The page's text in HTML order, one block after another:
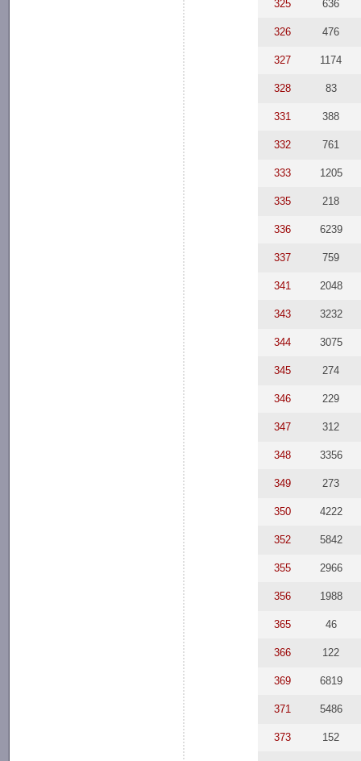
325 636
326 476
327 1174
328 83
331 388
332 761
333 1205
335 218
336 6239
337 759
341 2048
343 3232
344 3075
345 274
346 229
347 312
348 3356
349 273
350 4222
352 5842
355 2966
356 1988
365 46
366 122
369 6819
371 5486
373 152